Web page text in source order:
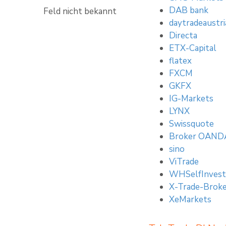
Feld nicht bekannt
DAB bank
Directa
ETX-Capital
flatex
FXCM
GKFX
IG-Markets
LYNX
Swissquote
Broker
sino
ViTrade
WHSelfInvest
X-Trade-
XeMarkets